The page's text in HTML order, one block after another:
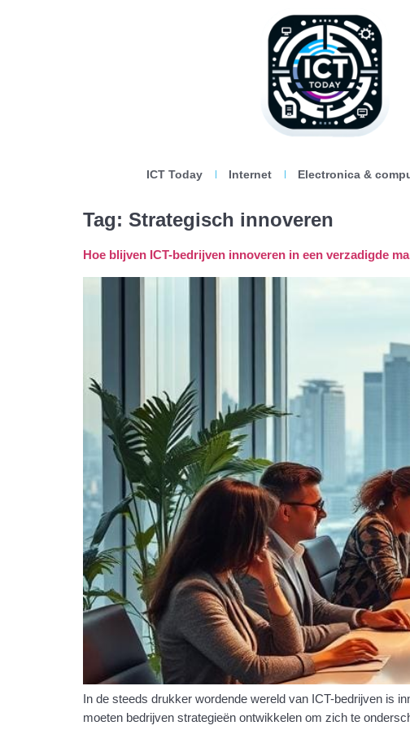
ICT Today Internet Electronica &
Tag: Strategisch innoveren
Hoe blijven ICT-bedrijven innoveren in een verzadigde
In de steeds drukker wordende wereld van ICT-bedrijven is
moeten bedrijven strategieën ontwikkelen om zich te